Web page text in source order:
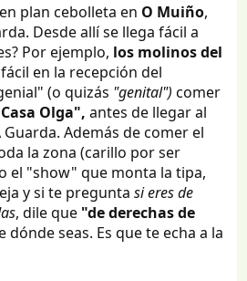
plan cebolleta en O Muiño,
Desde allí se llega fácil a
Por ejemplo, los molinos del
en la recepción del
(o quizás "genital")comer
Olga",antes de llegar al
Además de comer el
la zona (carillo por ser
el "show" que monta la tipa,
y si te preguntasi eres de
, dile que "de derechas de
dónde seas. Es que te echa a la